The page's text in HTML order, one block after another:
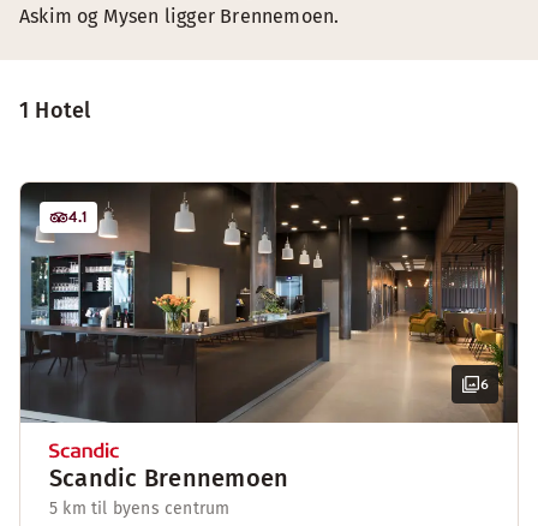
1 Hotel
6
4.1
Scandic Brennemoen
5 km til byens centrum
Askim og Mysen ligger Brennemoen.